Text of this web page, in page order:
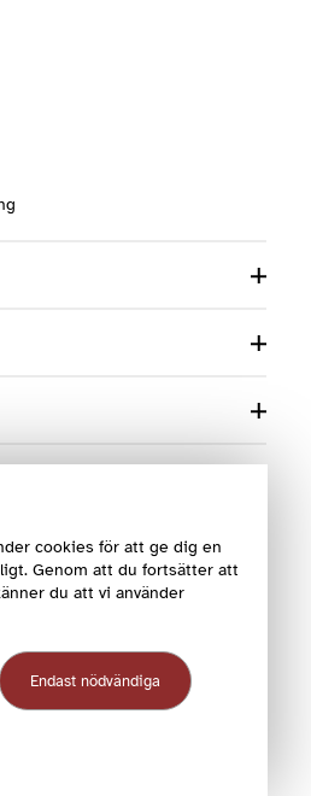
cookies för att ge dig en
Genom att du fortsätter att
du att vi använder
Endast nödvändiga
Sverige
OCH VILLKOR